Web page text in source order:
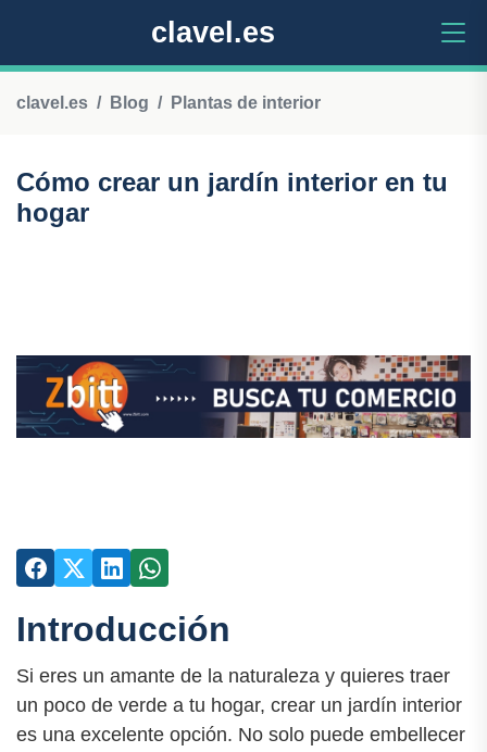
clavel.es
clavel.es Blog Plantas de interior
Cómo crear un jardín interior en tu
hogar
Introducción
Si eres un amante de la naturaleza y quieres traer
un poco de verde a tu hogar, crear un jardín interior
es una excelente opción. No solo puede embellecer